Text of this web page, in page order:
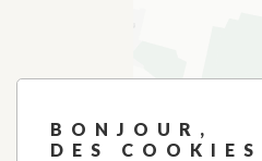
BONJOUR,
DES COOKIES